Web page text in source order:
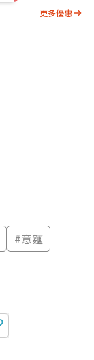
更多優惠
#意麵